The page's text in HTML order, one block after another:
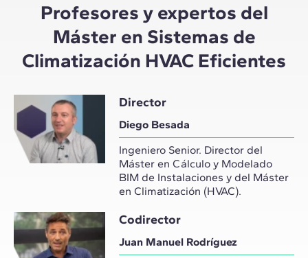
Profesores y expertos del
Máster en Sistemas de
Climatización HVAC Eficientes
Director
Diego Besada
Ingeniero Senior. Director del
Máster en Cálculo y Modelado
BIM de Instalaciones y del Máster
en Climatización (HVAC).
Codirector
Juan Manuel Rodríguez